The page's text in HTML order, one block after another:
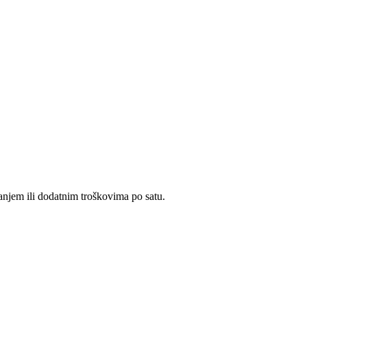
ili dodatnim troškovima po satu.